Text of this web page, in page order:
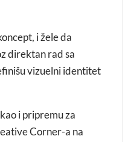
i žele da
direktan rad sa
vizuelni identitet
i pripremu za
Corner-a na